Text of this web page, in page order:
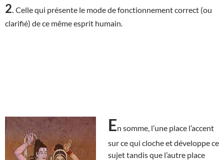
2 Celle qui présente le mode de fonctionnement correct (ou
clarifié) de ce même esprit humain.
En somme, l’une place l’accent
sur ce qui cloche et développe ce
sujet tandis que l’autre place